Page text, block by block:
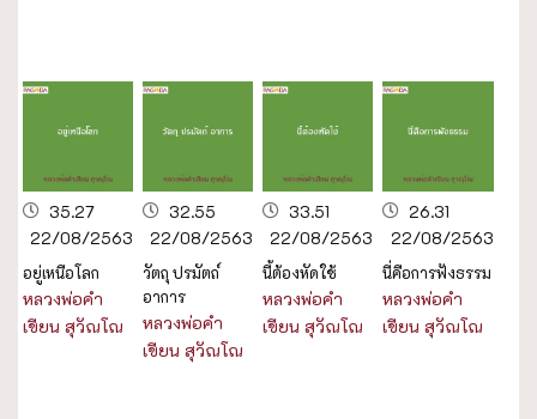
35.27
22/08/2563
อยู่เหนือโลก
หลวงพ่อคำ
เขียน สุวัณโณ
32.55
22/08/2563
วัตถุ ปรมัตถ์
อาการ
หลวงพ่อคำ
เขียน สุวัณโณ
33.51
22/08/2563
นี้ต้องหัดใช้
หลวงพ่อคำ
เขียน สุวัณโณ
26.31
22/08/2563
นี่คือการฟังธรรม
หลวงพ่อคำ
เขียน สุวัณโณ